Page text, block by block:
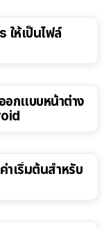
ให้เป็นไฟล์
กแบบหน้าต่าง
เริ่มต้นสำหรับ